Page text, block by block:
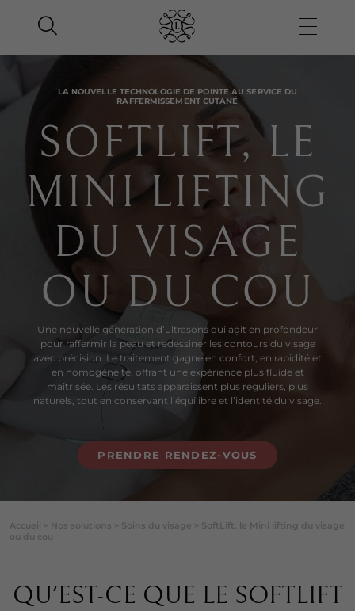
LA NOUVELLE TECHNOLOGIE DE POINTE AU SERVICE DU
RAFFERMISSEMENT CUTANÉ
SOFTLIFT, LE
MINI LIFTING
DU VISAGE
OU DU COU
Une nouvelle génération d’ultrasons qui agit en profondeur
pour raffermir la peau et redessiner les contours du visage
avec précision. Le traitement gagne en confort, en rapidité et
en homogénéité, offrant une expérience plus fluide et
maîtrisée. Les résultats apparaissent plus réguliers, plus
naturels, tout en conservant l’équilibre et l’identité du visage.
PRENDRE RENDEZ-VOUS
Accueil > Nos solutions > Soins du visage > SoftLift, le Mini lifting du visage
ou du cou
QU'EST-CE QUE LE SOFTLIFT